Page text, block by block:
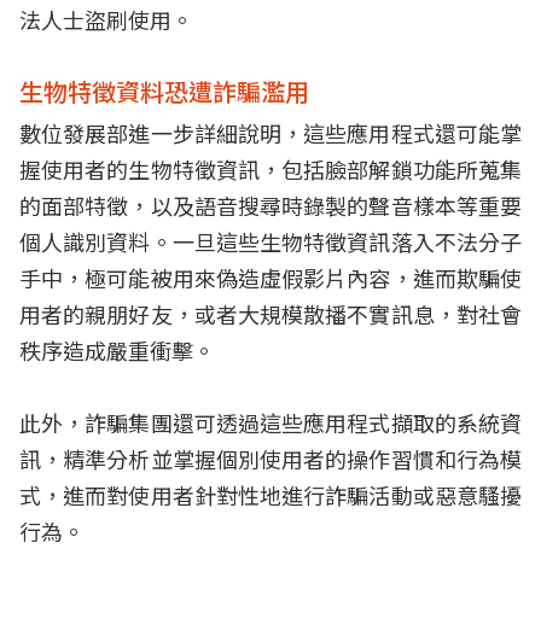
法人士盜刷使用。
生物特徵資料恐遭詐騙濫用
數位發展部進一步詳細說明，這些應用程式還可能掌
握使用者的生物特徵資訊，包括臉部解鎖功能所蒐集
的面部特徵，以及語音搜尋時錄製的聲音樣本等重要
個人識別資料。一旦這些生物特徵資訊落入不法分子
手中，極可能被用來偽造虛假影片內容，進而欺騙使
用者的親朋好友，或者大規模散播不實訊息，對社會
秩序造成嚴重衝擊。
此外，詐騙集團還可透過這些應用程式擷取的系統資
訊，精準分析並掌握個別使用者的操作習慣和行為模
式，進而對使用者針對性地進行詐騙活動或惡意騷擾
行為。